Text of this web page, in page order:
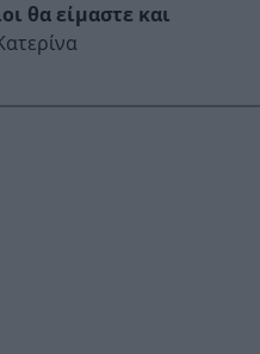
θα είμαστε και